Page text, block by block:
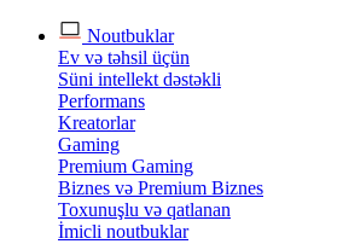
Noutbuklar
Ev və təhsil üçün
Süni intellekt dəstəkli
Performans
Kreatorlar
Gaming
Premium Gaming
Biznes və Premium Biznes
Toxunuşlu və qatlanan
İmicli noutbuklar